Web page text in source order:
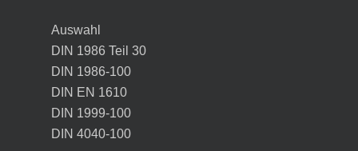
Auswahl
DIN 1986 Teil 30
DIN 1986-100
DIN EN 1610
DIN 1999-100
DIN 4040-100